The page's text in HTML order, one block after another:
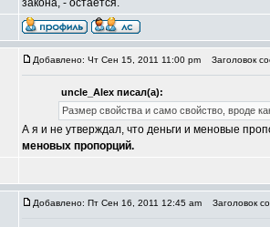
закона, - остается.
Добавлено: Чт Сен 15, 2011 11:00 pm Заголовок
uncle_Alex писал(а):
Размер свойства и само свойство, вроде
А я и не утверждал, что деньги и меновые
меновых пропорций.
Добавлено: Пт Сен 16, 2011 12:45 am Заголовок